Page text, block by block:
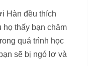
Hàn đều thích
họ thấy bạn chăm
quá trình học
sẽ bị ngó lơ và